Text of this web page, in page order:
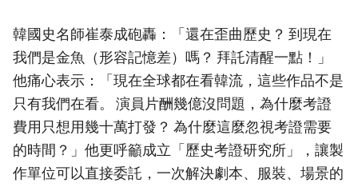
韓國史名師崔泰成砲轟：「還在歪曲歷史？ 到現在
我們是金魚（形容記憶差）嗎？ 拜託清醒一點！」
他痛心表示：「現在全球都在看韓流，這些作品不是
只有我們在看。 演員片酬幾億沒問題，為什麼考證
費用只想用幾十萬打發？ 為什麼這麼忽視考證需要
的時間？」他更呼籲成立「歷史考證研究所」，讓製
作單位可以直接委託，一次解決劇本、服裝、場景的